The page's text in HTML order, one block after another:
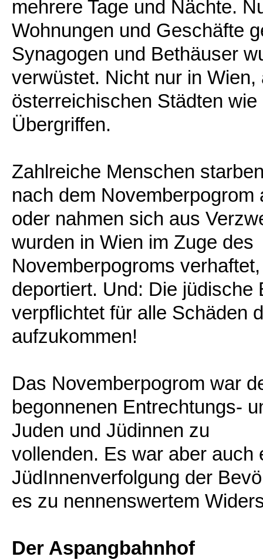
mehrere Tage und Nächte.
Wohnungen und Geschäfte
Synagogen und Bethäuser
verwüstet. Nicht nur in
österreichischen Städten
Übergriffen.
Zahlreiche Menschen
nach dem
oder nahmen sich aus
wurden in Wien im Zuge des
Novemberpogroms
deportiert. Und: Die jüdische
verpflichtet für alle Schäden
aufzukommen!
Das Novemberpogrom war
begonnenen Entrechtungs-
Juden und Jüdinnen zu
vollenden. Es war aber auch
JüdInnenverfolgung der
es zu nennenswertem
Der Aspangbahnhof